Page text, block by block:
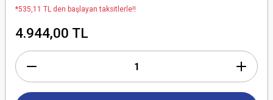
*535,11 TL den başlayan taksitlerle!!
4.944,00 TL